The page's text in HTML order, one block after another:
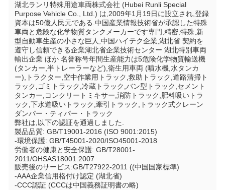
湖北ランリ特殊用途車両株式会社 (Hubei Runli Special
Purpose Vehicle Co., Ltd.) は,2009年1月19日に設立され,登録
資本は50億人民元である.中国産業情報技術省が承認した特殊
車両と危険な化学物質タンクメーカーです専門,精密,特殊,新
型自動車生産の小さな巨人,中国ハイテク企業,湖北省 契約を
遵守し信頼できる企業湖北省企業技術センター 湖北特別車両
輸出企業 ほか 名誉称号年間生産能力は5危険化学物質輸送機
(タンカー,半トレーラーなど),衛生用車両 (噴水機,水タンカ
ー),トラクター,空中作業用トラック,救助トラック,道路清掃ト
ラック,ゴミトラック,冷蔵トラック,バン型トラック,セメント
タンカー,コンクリートミキサー,消防トラック,肥料吸いトラ
ック,下水道吸いトラック,牽引トラック,トラック式クレーン
ダンパー・ティパー・トラック
弊社は,以下の認証を通過しました.
製品品質: GB/T19001-2016 (ISO 9001:2015)
-環境保護: GB/T45001-2020/ISO45001-2018
労働者の健康と安全保護: GB/T28001-
2011/OHSAS18001:2007
販売後のサービス:GB/T27922-2011 ((中国国家標準)
-AAA企業信用格付け認定 (湖北省)
-CCC認証 (CCCは中国義務証明書の略)